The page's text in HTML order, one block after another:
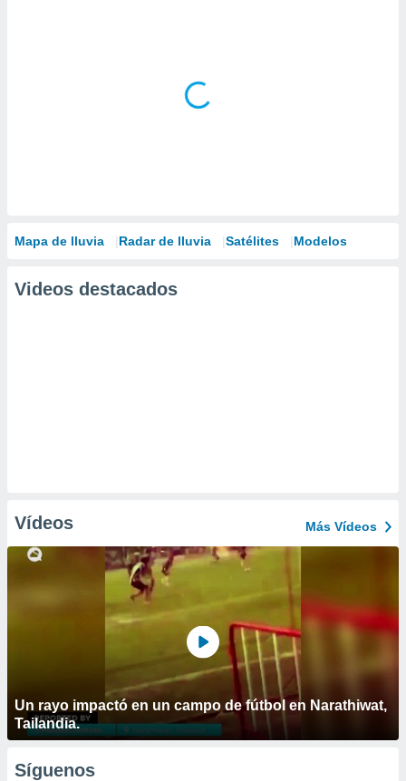
Mapa de lluvia Radar de lluvia Satélites Modelos
Videos destacados
Vídeos Más Vídeos
Un rayo impactó en un campo de fútbol en Narathiwat,
Tailandia.
Síguenos